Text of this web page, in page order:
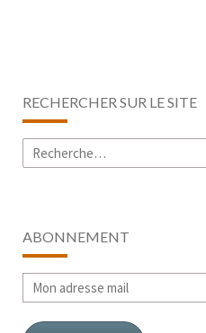
RECHERCHER SUR LE SITE
Rechercher :
ABONNEMENT
Mon
adresse
mail